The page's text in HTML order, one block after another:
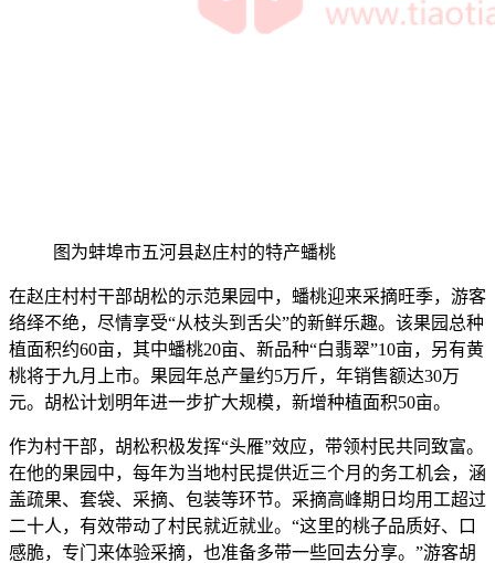
图为蚌埠市五河县赵庄村的特产蟠桃
在赵庄村村干部胡松的示范果园中，蟠桃迎来采摘旺季，游客
络绎不绝，尽情享受“从枝头到舌尖”的新鲜乐趣。该果园总种
植面积约60亩，其中蟠桃20亩、新品种“白翡翠”10亩，另有黄
桃将于九月上市。果园年总产量约5万斤，年销售额达30万
元。胡松计划明年进一步扩大规模，新增种植面积50亩。
作为村干部，胡松积极发挥“头雁”效应，带领村民共同致富。
在他的果园中，每年为当地村民提供近三个月的务工机会，涵
盖疏果、套袋、采摘、包装等环节。采摘高峰期日均用工超过
二十人，有效带动了村民就近就业。“这里的桃子品质好、口
感脆，专门来体验采摘，也准备多带一些回去分享。”游客胡